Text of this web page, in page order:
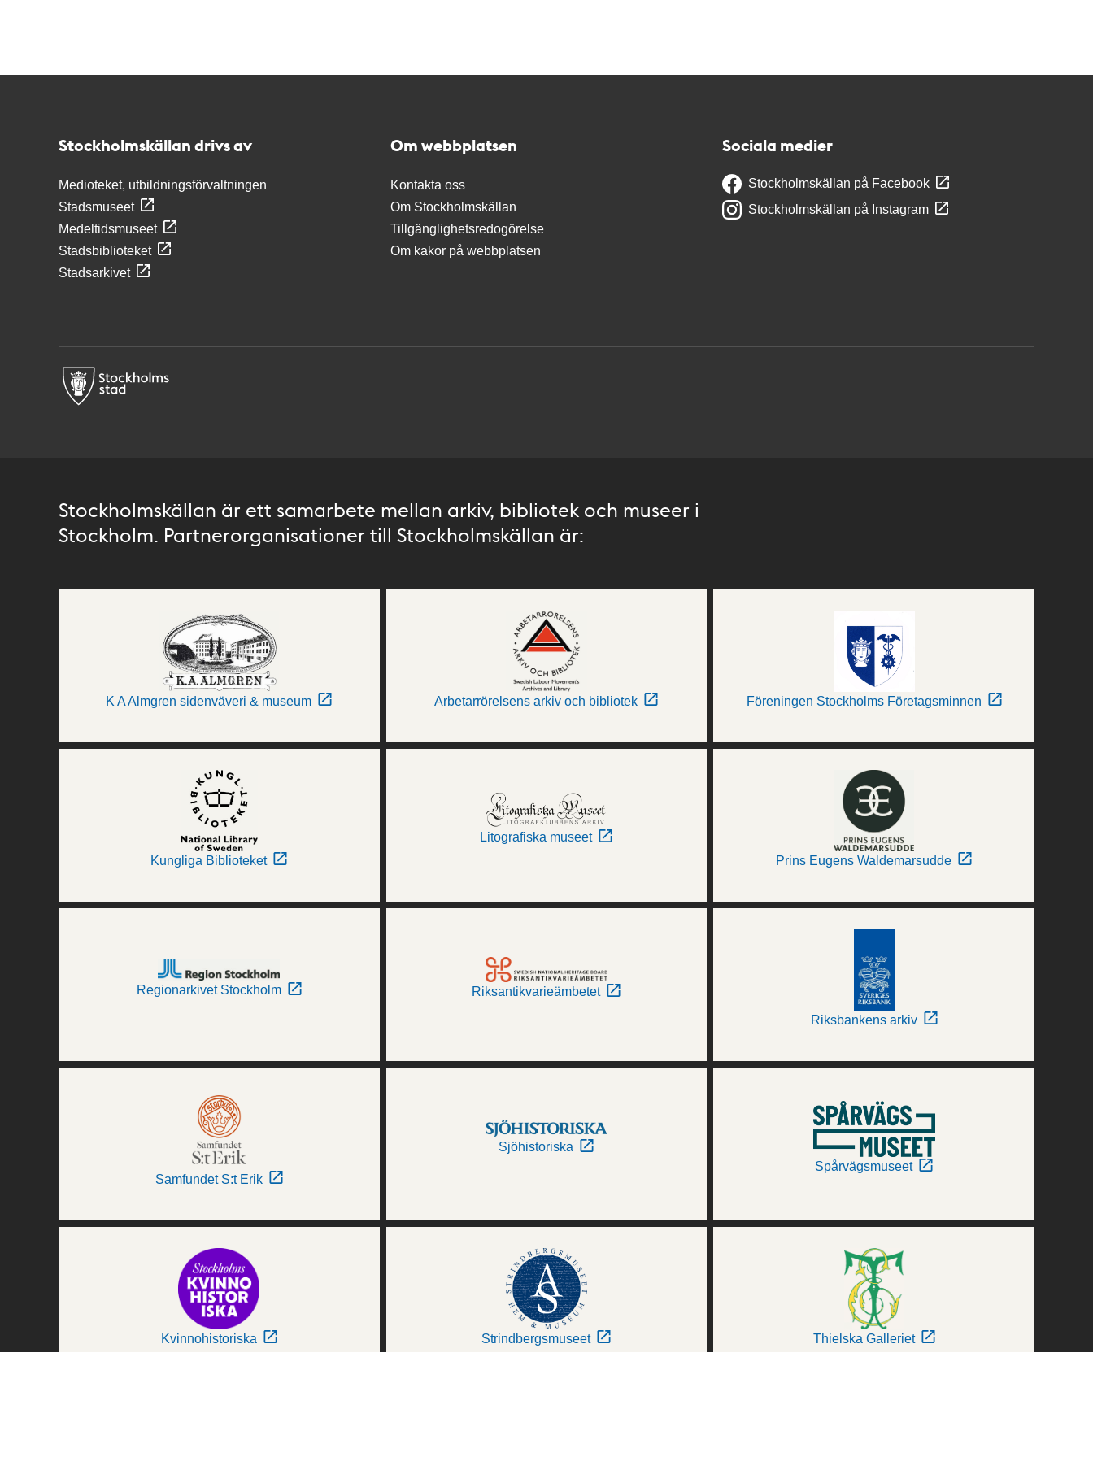
Stockholmskällan drivs av
Medioteket, utbildningsförvaltningen
Stadsmuseet
Medeltidsmuseet
Stadsbiblioteket
Stadsarkivet
Om webbplatsen
Kontakta oss
Om Stockholmskällan
Tillgänglighetsredogörelse
Om kakor på webbplatsen
Sociala medier
Stockholmskällan på Facebook
Stockholmskällan på Instagram
Stockholmskällan är ett samarbete mellan arkiv, bibliotek och museer i
Stockholm. Partnerorganisationer till Stockholmskällan är:
K A Almgren sidenväveri & museum Arbetarrörelsens arkiv och bibliotek Föreningen Stockholms Företagsminnen
Kungliga Biblioteket
Litografiska museet
Prins Eugens Waldemarsudde
Regionarkivet Stockholm Riksantikvarieämbetet
Riksbankens arkiv
Samfundet S:t Erik
Sjöhistoriska
Spårvägsmuseet
Kvinnohistoriska Strindbergsmuseet Thielska Galleriet